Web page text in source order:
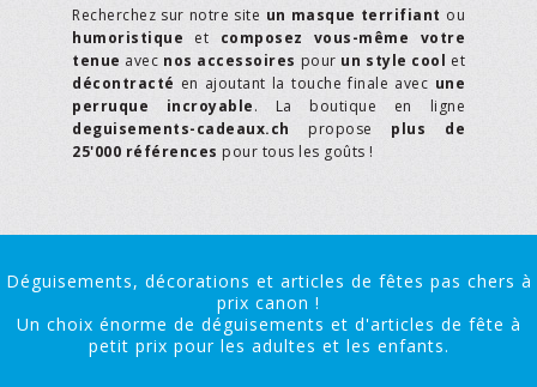
Recherchez sur notre site un masque terrifiant ou
humoristique et composez vous-même votre
tenue avec nos accessoires pour un style cool et
décontracté en ajoutant la touche finale avec une
perruque incroyable. La boutique en ligne
deguisements-cadeaux.ch propose plus de
25'000 références pour tous les goûts !
Déguisements, décorations et articles de fêtes pas chers à
prix canon !
Un choix énorme de déguisements et d'articles de fête à
petit prix pour les adultes et les enfants.